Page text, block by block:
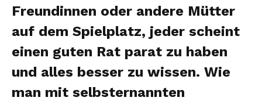
Freundinnen oder andere Mütter
auf dem Spielplatz, jeder scheint
einen guten Rat parat zu haben
und alles besser zu wissen. Wie
man mit selbsternannten